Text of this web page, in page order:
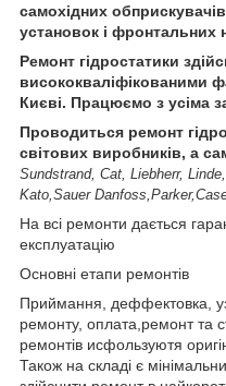
самохідних
установок і фронтальних
Ремонт гідростатики
висококваліфікованими
Києві. Працюємо з усіма
Проводиться ремонт
світових виробників, а
Sundstrand, Cat, Liebherr,
Kato,Sauer
На всі ремонти дається
експлуатацію
Основні етапи ремонтів
Приймання, деффектовка,
ремонту, оплата,ремонт та
ремонтів исфользуютя
Також на складі є